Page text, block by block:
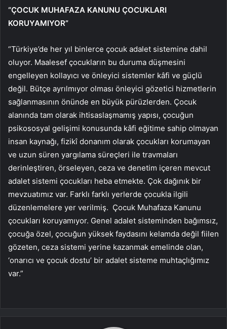
“ÇOCUK MUHAFAZA KANUNU ÇOCUKLARI
KORUYAMIYOR”
“Türkiye’de her yıl binlerce çocuk adalet sistemine dahil
oluyor. Maalesef çocukların bu duruma düşmesini
engelleyen kollayıcı ve önleyici sistemler kâfi ve güçlü
değil. Bütçe ayrılmıyor olması önleyici gözetici hizmetlerin
sağlanmasının önünde en büyük pürüzlerden. Çocuk
alanında tam olarak ihtisaslaşmamış yapısı, çocuğun
psikososyal gelişimi konusunda kâfi eğitime sahip olmayan
insan kaynağı, fizikî donanım olarak çocukları korumayan
ve uzun süren yargılama süreçleri ile travmaları
derinleştiren, örseleyen, ceza ve denetim içeren mevcut
adalet sistemi çocukları heba etmekte. Çok dağınık bir
mevzuatımız var. Farklı farklı yerlerde çocukla ilgili
düzenlemelere yer verilmiş. Çocuk Muhafaza Kanunu
çocukları koruyamıyor. Genel adalet sisteminden bağımsız,
çocuğa özel, çocuğun yüksek faydasını kelamda değil fiilen
gözeten, ceza sistemi yerine kazanmak emelinde olan,
‘onarıcı ve çocuk dostu’ bir adalet sisteme muhtaçlığımız
var.”